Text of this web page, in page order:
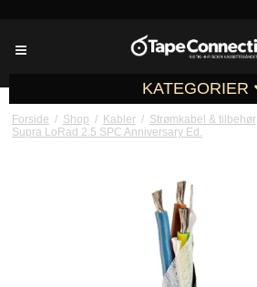
KATEGORIER
Forside / Shop / Kabler / Strømkabel & tilbehør
Supra LoRad 2.5 SPC Anniversary Ed.